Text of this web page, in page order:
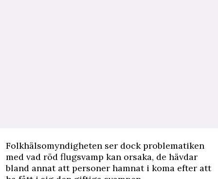
Folkhälsomyndigheten ser dock problematiken
med vad röd flugsvamp kan orsaka, de hävdar
bland annat att personer hamnat i koma efter att